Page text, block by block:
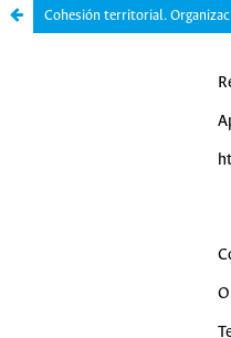
Cohesión territorial.